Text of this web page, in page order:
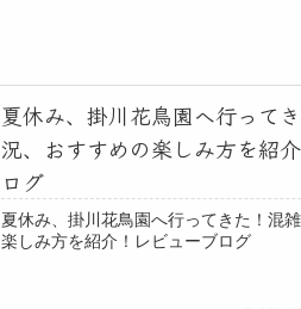
夏休み、掛川花鳥園へ行って
況、おすすめの楽しみ方を紹
ログ
夏休み、掛川花鳥園へ行ってきた！混
楽しみ方を紹介！レビューブログ